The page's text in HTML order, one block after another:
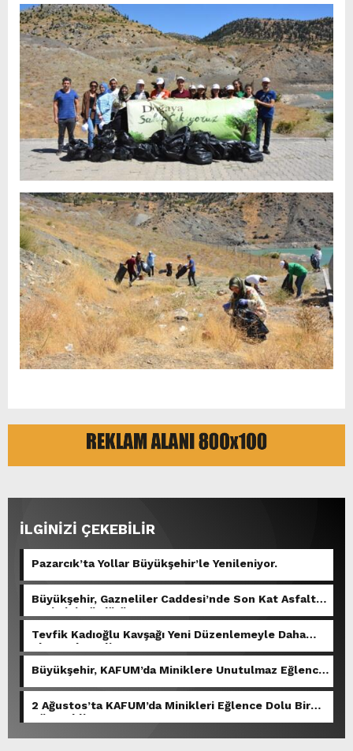
İLGİNİZİ ÇEKEBİLİR
Pazarcık’ta Yollar Büyükşehir’le Yenileniyor.
Büyükşehir, Gazneliler Caddesi’nde Son Kat Asfalt
Serimini Sürdürüyor.
Tevfik Kadıoğlu Kavşağı Yeni Düzenlemeyle Daha
Akıcı Hale Geliyor.
Büyükşehir, KAFUM’da Miniklere Unutulmaz Eğlence
2 Ağustos’ta KAFUM’da Minikleri Eğlence Dolu Bir
Gün Bekliyor.